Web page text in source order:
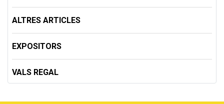
ALTRES ARTICLES
EXPOSITORS
VALS REGAL